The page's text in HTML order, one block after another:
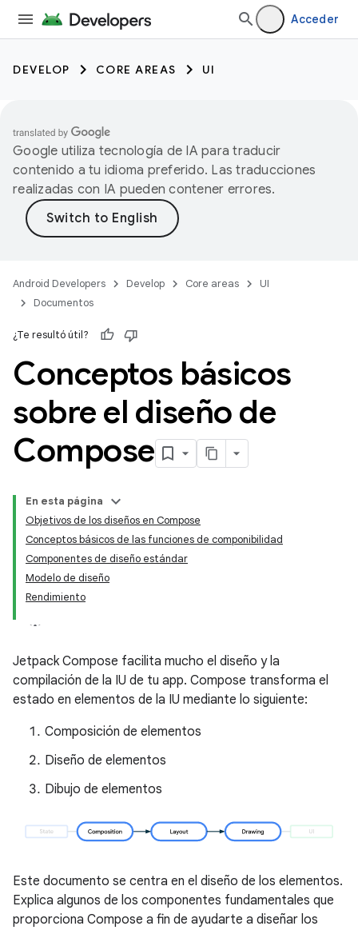
Acceder
DEVELOP CORE AREAS UI
Google utiliza tecnología de IA para traducir
contenido a tu idioma preferido. Las traducciones
realizadas con IA pueden contener errores.
Android Developers Develop Core areas
UI
Documentos
¿Te resultó útil?
Conceptos básicos
sobre el diseño de
Compose
En esta página
Objetivos de los diseños en Compose
Conceptos básicos de las funciones de componibilidad
Componentes de diseño estándar
Modelo de diseño
Rendimiento
Jetpack Compose facilita mucho el diseño y la
compilación de la IU de tu app. Compose transforma el
estado en elementos de la IU mediante lo siguiente:
Composición de elementos
Diseño de elementos
Dibujo de elementos
Este documento se centra en el diseño de los elementos.
Explica algunos de los componentes fundamentales que
proporciona Compose a fin de ayudarte a diseñar los